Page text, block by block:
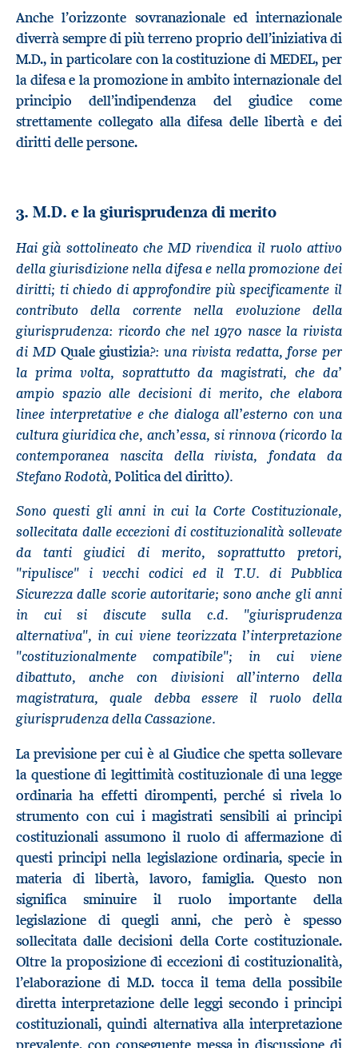
Anche l’orizzonte sovranazionale ed internazionale
diverrà sempre di più terreno proprio dell’iniziativa di
M.D., in particolare con la costituzione di MEDEL, per
la difesa e la promozione in ambito internazionale del
principio dell’indipendenza del giudice come
strettamente collegato alla difesa delle libertà e dei
diritti delle persone.
3. M.D. e la giurisprudenza di merito
Hai già sottolineato che MD rivendica il ruolo attivo
della giurisdizione nella difesa e nella promozione dei
diritti; ti chiedo di approfondire più specificamente il
contributo della corrente nella evoluzione della
giurisprudenza: ricordo che nel 1970 nasce la rivista
di MD Quale giustizia?: una rivista redatta, forse per
la prima volta, soprattutto da magistrati, che da’
ampio spazio alle decisioni di merito, che elabora
linee interpretative e che dialoga all’esterno con una
cultura giuridica che, anch’essa, si rinnova (ricordo la
contemporanea nascita della rivista, fondata da
Stefano Rodotà, Politica del diritto).
Sono questi gli anni in cui la Corte Costituzionale,
sollecitata dalle eccezioni di costituzionalità sollevate
da tanti giudici di merito, soprattutto pretori,
"ripulisce" i vecchi codici ed il T.U. di Pubblica
Sicurezza dalle scorie autoritarie; sono anche gli anni
in cui si discute sulla c.d. "giurisprudenza
alternativa", in cui viene teorizzata l’interpretazione
"costituzionalmente compatibile"; in cui viene
dibattuto, anche con divisioni all’interno della
magistratura, quale debba essere il ruolo della
giurisprudenza della Cassazione.
La previsione per cui è al Giudice che spetta sollevare
la questione di legittimità costituzionale di una legge
ordinaria ha effetti dirompenti, perché si rivela lo
strumento con cui i magistrati sensibili ai principi
costituzionali assumono il ruolo di affermazione di
questi principi nella legislazione ordinaria, specie in
materia di libertà, lavoro, famiglia. Questo non
significa sminuire il ruolo importante della
legislazione di quegli anni, che però è spesso
sollecitata dalle decisioni della Corte costituzionale.
Oltre la proposizione di eccezioni di costituzionalità,
l’elaborazione di M.D. tocca il tema della possibile
diretta interpretazione delle leggi secondo i principi
costituzionali, quindi alternativa alla interpretazione